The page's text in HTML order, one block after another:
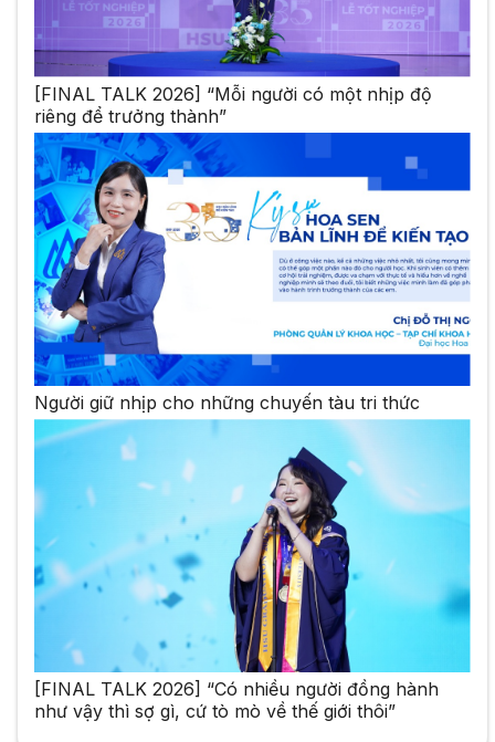
[FINAL TALK 2026] “Mỗi người có một nhịp độ
riêng để trưởng thành”
Người giữ nhịp cho những chuyến tàu tri thức
[FINAL TALK 2026] “Có nhiều người đồng hành
như vậy thì sợ gì, cứ tò mò về thế giới thôi”